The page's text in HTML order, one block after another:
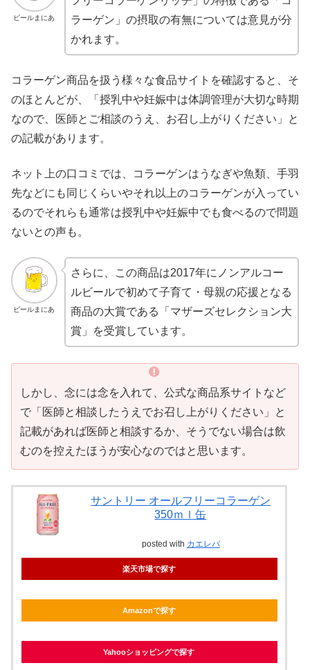
ビールまにあ
ラーゲン」の摂取の有無については意見が分
かれます。
コラーゲン商品を扱う様々な食品サイトを確認すると、そ
のほとんどが、「授乳中や妊娠中は体調管理が大切な時期
なので、医師とご相談のうえ、お召し上がりください」と
の記載があります。
ネット上の口コミでは、コラーゲンはうなぎや魚類、手羽
先などにも同じくらいやそれ以上のコラーゲンが入ってい
るのでそれらも通常は授乳中や妊娠中でも食べるので問題
ないとの声も。
ビールまにあ
さらに、この商品は2017年にノンアルコー
ルビールで初めて子育て・母親の応援となる
商品の大賞である「マザーズセレクション大
賞」を受賞しています。
しかし、念には念を入れて、公式な商品系サイトなど
で「医師と相談したうえでお召し上がりください」と
記載があれば医師と相談するか、そうでない場合は飲
むのを控えたほうが安心なのではと思います。
サントリー オールフリーコラーゲン
350ｍｌ缶
posted with カエレバ
楽天市場で探す
Amazonで探す
Yahooショッピングで探す